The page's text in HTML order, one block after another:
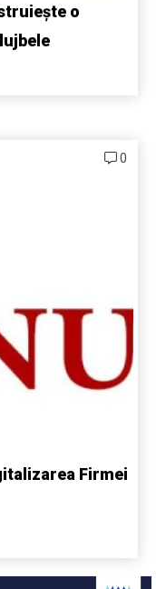
o
0
Firmei